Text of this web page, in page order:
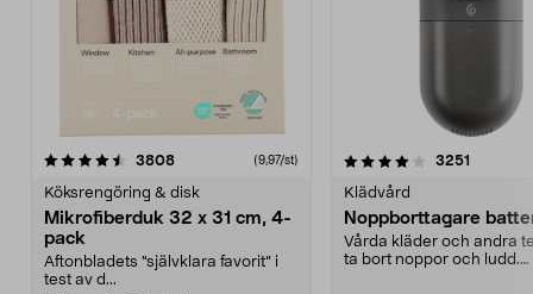
3808recensioner (9,97/st)
Köksrengöring & disk
Mikrofiberduk 32 x 31 cm, 4-
pack
Aftonbladets "självklara favorit” i
test av d...
4.0av 5 stjärnor 3251
Klädvård
Noppborttagare
Vårda kläder och andra
ta bort noppor och ludd.
4.5av 5 stjärnor